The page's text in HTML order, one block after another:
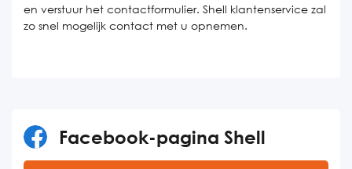
en verstuur het contactformulier. Shell klantenservice zal
zo snel mogelijk contact met u opnemen.
Facebook-pagina Shell